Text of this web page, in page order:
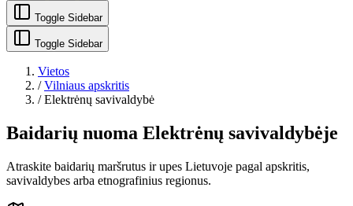
Toggle Sidebar
Toggle Sidebar
Vietos
/ Vilniaus apskritis
/ Elektrėnų savivaldybė
Baidarių nuoma Elektrėnų savivaldybėje
Atraskite baidarių maršrutus ir upes Lietuvoje pagal apskritis,
savivaldybes arba etnografinius regionus.